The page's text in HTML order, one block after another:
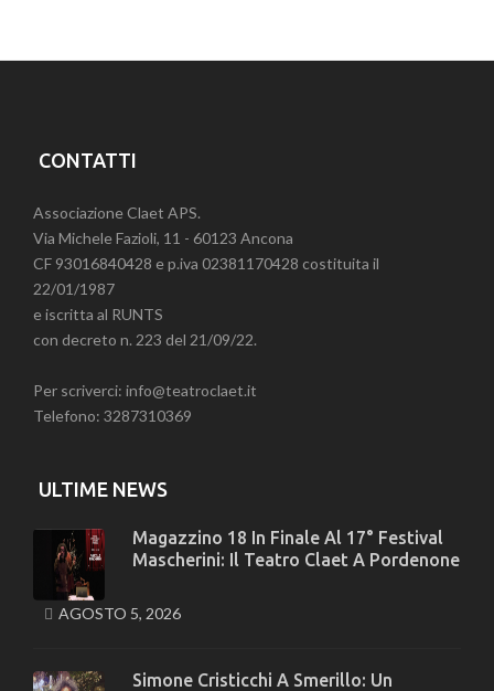
CONTATTI
Associazione Claet APS.
Via Michele Fazioli, 11 - 60123 Ancona
CF 93016840428 e p.iva 02381170428 costituita il
22/01/1987
e iscritta al RUNTS
con decreto n. 223 del 21/09/22.
Per scriverci: info@teatroclaet.it
Telefono: 3287310369
ULTIME NEWS
Magazzino 18 In Finale Al 17° Festival
Mascherini: Il Teatro Claet A Pordenone
AGOSTO 5, 2026
Simone Cristicchi A Smerillo: Un